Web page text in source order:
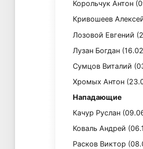
Корольчук Антон
Кривошеев
Лозовой Евгений
Лузан Богдан
Сумцов Виталий
Хромых Антон
Нападающие
Качур Руслан
Коваль Андрей
Расков Виктор